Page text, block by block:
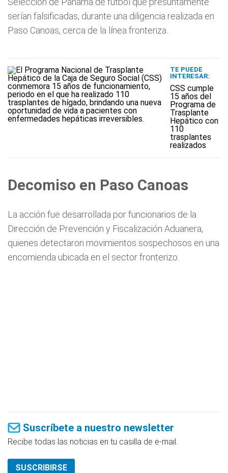
serían falsificadas, durante una diligencia realizada en
Paso Canoas, cerca de la línea fronteriza.
TE PUEDE
INTERESAR:
CSS cumple
15 años del
Programa de
Trasplante
Hepático con
110
trasplantes
realizados
Decomiso en Paso Canoas
La acción fue desarrollada por funcionarios de la
Dirección de Prevención y Fiscalización Aduanera,
quienes detectaron movimientos sospechosos en una
encomienda ubicada en el sector fronterizo.
Suscríbete a nuestro newsletter
Recibe todas las noticias en tu casilla de e-mail.
SUSCRIBIRSE